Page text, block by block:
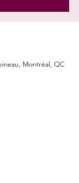
Montréal, QC